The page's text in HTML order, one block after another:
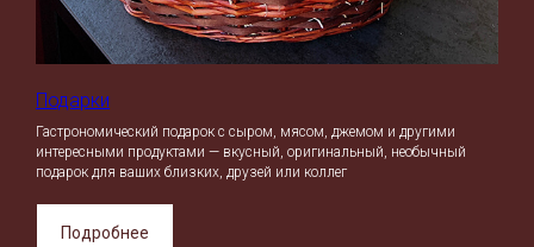
Подарки
Гастрономический подарок с сыром, мясом, джемом и другими
интересными продуктами — вкусный, оригинальный, необычный
подарок для ваших близких, друзей или коллег
Подробнее